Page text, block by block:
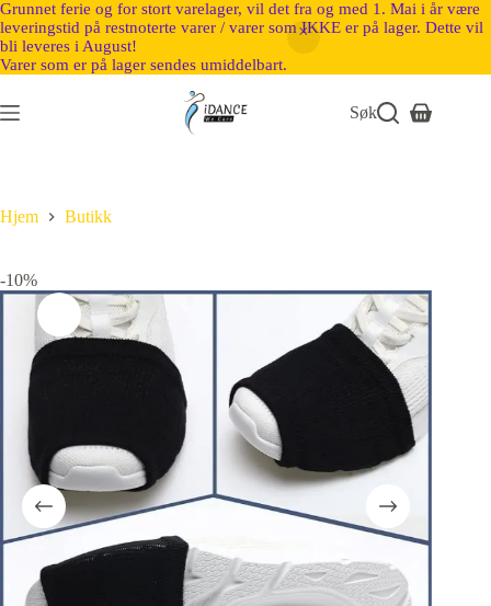
Grunnet ferie og for stort varelager, vil det fra og med 1. Mai i år være
leveringstid på restnoterte varer / varer som IKKE er på lager. Dette vil
bli leveres i August!
Varer som er på lager sendes umiddelbart.
Søk
Hjem Butikk
-10%